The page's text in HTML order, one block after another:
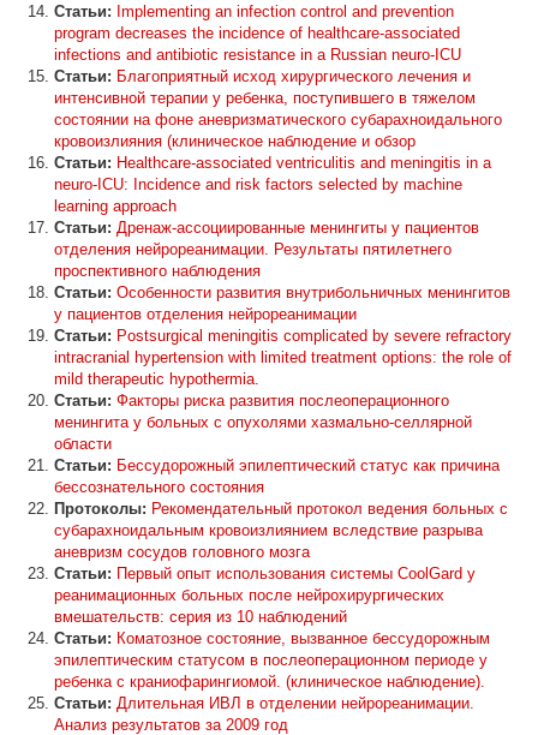
Статьи: Implementing an infection control and prevention
program decreases the incidence of healthcare-associated
infections and antibiotic resistance in a Russian neuro-ICU
Статьи: Благоприятный исход хирургического лечения и
интенсивной терапии у ребенка, поступившего в тяжелом
состоянии на фоне аневризматического субарахноидального
кровоизлияния (клиническое наблюдение и обзор
Статьи: Healthcare-associated ventriculitis and meningitis in a
neuro-ICU: Incidence and risk factors selected by machine
learning approach
Статьи: Дренаж-ассоциированные менингиты у пациентов
отделения нейрореанимации. Результаты пятилетнего
проспективного наблюдения
Статьи: Особенности развития внутрибольничных менингитов
у пациентов отделения нейрореанимации
Статьи: Postsurgical meningitis complicated by severe refractory
intracranial hypertension with limited treatment options: the role of
mild therapeutic hypothermia.
Статьи: Факторы риска развития послеоперационного
менингита у больных с опухолями хазмально-селлярной
области
Статьи: Бессудорожный эпилептический статус как причина
бессознательного состояния
Протоколы: Рекомендательный протокол ведения больных с
субарахноидальным кровоизлиянием вследствие разрыва
аневризм сосудов головного мозга
Статьи: Первый опыт иcпользования системы CoolGard у
реанимационных больных после нейрохирургических
вмешательств: серия из 10 наблюдений
Статьи: Коматозное состояние, вызванное бессудорожным
эпилептическим статусом в послеоперационном периоде у
ребенка с краниофарингиомой. (клиническое наблюдение).
Статьи: Длительная ИВЛ в отделении нейрореанимации.
Анализ результатов за 2009 год